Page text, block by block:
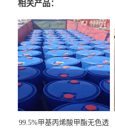
相关产品：
99.5%甲基丙烯酸甲酯无色透